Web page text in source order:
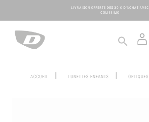
LIVRAISON OFFERTE DÈS 30 € D'ACHAT AVEC
COLISSIMO
ACCUEIL LUNETTES ENFANTS OPTIQUES